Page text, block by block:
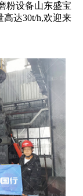
粉设备山东盛宝
高达30t/h,欢迎来